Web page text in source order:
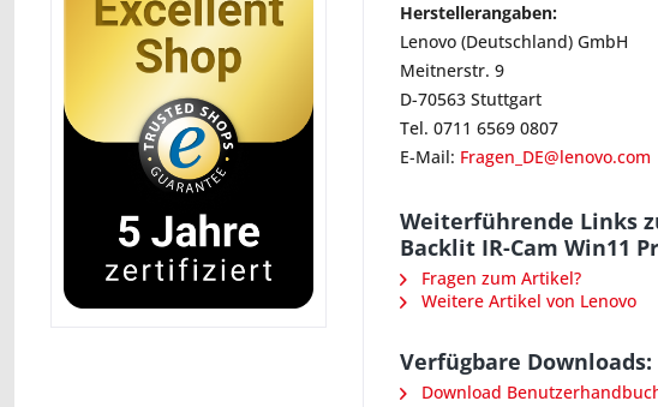
Herstellerangaben:
Lenovo (Deutschland) GmbH
Meitnerstr. 9
D-70563 Stuttgart
Tel. 0711 6569 0807
E-Mail: Fragen_DE@lenovo.com
Weiterführende Links zu
Backlit IR-Cam Win11
Fragen zum Artikel?
Weitere Artikel von Lenovo
Verfügbare Downloads:
Download